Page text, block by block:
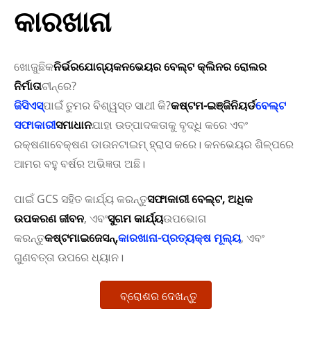
କାରଖାନା
ଖୋଜୁଛିକନିର୍ଭରଯୋଗ୍ୟକନଭେୟର ବେଲ୍ଟ କ୍ଲିନର ରୋଲର
ନିର୍ମାତାଚୀନ୍‌ରେ?
ଜିସିଏସ୍ପାଇଁ ତୁମର ବିଶ୍ୱସ୍ତ ସାଥୀ କି?କଷ୍ଟମ-ଇଞ୍ଜିନିୟର୍ଡବେଲ୍ଟ
ସଫାକାରୀସମାଧାନଯାହା ଉତ୍ପାଦକତାକୁ ବୃଦ୍ଧି କରେ ଏବଂ
ରକ୍ଷଣାବେକ୍ଷଣ ଡାଉନଟାଇମ୍ ହ୍ରାସ କରେ। କନଭେୟର ଶିଳ୍ପରେ
ଆମର ବହୁ ବର୍ଷର ଅଭିଜ୍ଞତା ଅଛି।
ପାଇଁ GCS ସହିତ କାର୍ଯ୍ୟ କରନ୍ତୁସଫାକାରୀ ବେଲ୍ଟ, ଅଧିକ
ଉପକରଣ ଜୀବନ, ଏବଂସୁଗମ କାର୍ଯ୍ୟଉପଭୋଗ
କରନ୍ତୁକଷ୍ଟମାଇଜେସନ୍,କାରଖାନା-ପ୍ରତ୍ୟକ୍ଷ ମୂଲ୍ୟ, ଏବଂ
ଗୁଣବତ୍ତା ଉପରେ ଧ୍ୟାନ।
ବ୍ରୋଶର ଦେଖନ୍ତୁ